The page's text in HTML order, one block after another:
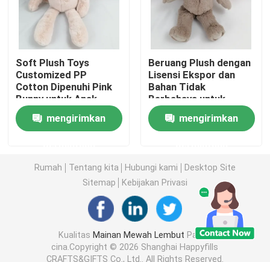
Boneka Mainan Mewah
Mainan Mewah Kartun
Mainan Boneka Maskot
Mainan Penghibur Bayi
Set Tempat Tidur Bayi
302 setTimeout("javascript:location.href='https://
Soft Plush Toys
Customized PP
Cotton Dipenuhi Pink
Bunny untuk Anak-
anak Bermain
mengirimkan
Beruang Plush dengan
Lisensi Ekspor dan
Bahan Tidak
Berbahaya untuk
Dekorasi Rumah
mengirimkan
Rumah Tentang kita Hubungi kami
Desktop Site
Sitemap
Kebijakan Privasi
Kualitas Mainan Mewah Lembut Pabrik
cina.Copyright © 2026 Shanghai Happyfills
CRAFTS&GIFTS Co., Ltd.. All Rights Reserved.